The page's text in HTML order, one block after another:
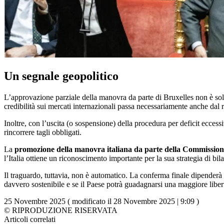
Un segnale geopolitico
L’approvazione parziale della manovra da parte di Bruxelles non è
credibilità sui mercati internazionali passa necessariamente anche dal
Inoltre, con l’uscita (o sospensione) della procedura per deficit
rincorrere tagli obbligati.
La promozione della manovra italiana da parte della
l’Italia ottiene un riconoscimento importante per la sua strategia di
Il traguardo, tuttavia, non è automatico. La conferma finale
davvero sostenibile e se il Paese potrà guadagnarsi una maggiore
25 Novembre 2025 ( modificato il 28 Novembre 2025 | 9:09 )
© RIPRODUZIONE RISERVATA
Articoli correlati